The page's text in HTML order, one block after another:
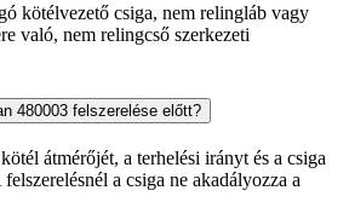
kötélvezető csiga, nem relingláb vagy
való, nem relingcső szerkezeti
480003 felszerelése előtt?
átmérőjét, a terhelési irányt és a csiga
a csiga ne akadályozza a